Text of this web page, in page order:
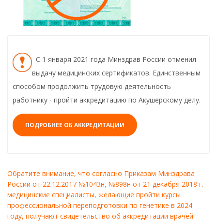
С 1 января 2021 года Минздрав России отменил
выдачу медицинских сертификатов. Единственным
способом продолжить трудовую деятельность
работнику - пройти аккредитацию по Акушерскому делу.
ПОДРОБНЕЕ ОБ АККРЕДИТАЦИИ
Обратите внимание, что согласно Приказам Минздрава
России от 22.12.2017 №1043н, №898н от 21 декабря 2018 г. -
медицинские специалисты, желающие пройти курсы
профессиональной переподготовки по генетике в 2024
году, получают свидетельство об аккредитации врачей.